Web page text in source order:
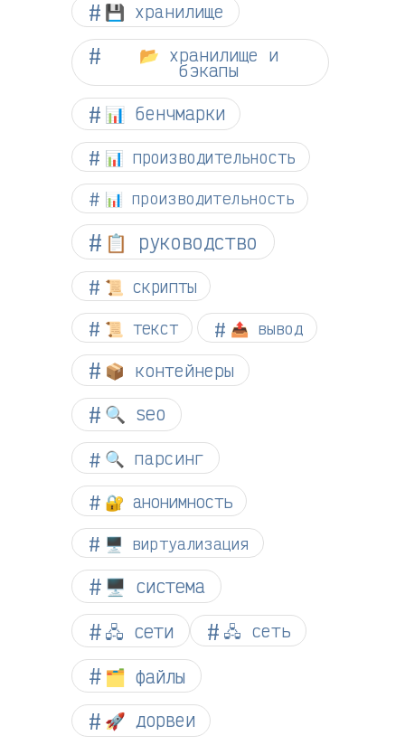
💾 хранилище
📂 хранилище и
бэкапы
📊 бенчмарки
📊 производительность
📊 производительность
📋 руководство
📜 скрипты
📜 текст 📤 вывод
📦 контейнеры
🔍 seo
🔍 парсинг
🔐 анонимность
🖥️ виртуализация
🖥️ система
🖧 сети
🖧 сеть
🗂️ файлы
🚀 дорвеи